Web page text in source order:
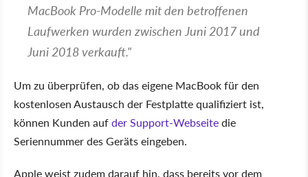
MacBook Pro-Modelle mit den betroffenen
Laufwerken wurden zwischen Juni 2017 und
Juni 2018 verkauft."
Um zu überprüfen, ob das eigene MacBook für den
kostenlosen Austausch der Festplatte qualifiziert ist,
können Kunden aufder Support-Webseitedie
Seriennummer des Geräts eingeben.
Apple weist zudem darauf hin, dass bereits vor dem